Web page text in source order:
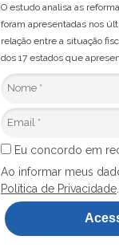
O estudo analisa as
foram apresentadas nos
relação entre a situação
dos 17 estados que
Eu concordo em
Ao informar meus
Política de Privacidade